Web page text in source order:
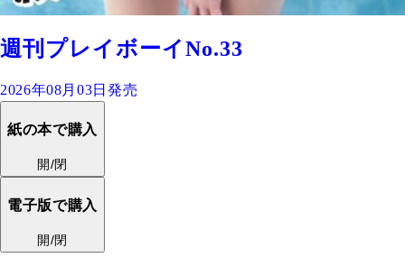
週刊プレイボーイNo.33
2026年08月03日発売
紙の本で購入
開/閉
電子版で購入
開/閉